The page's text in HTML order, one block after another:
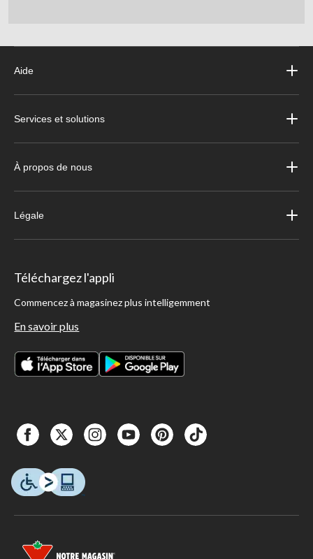
Aide
Services et solutions
À propos de nous
Légale
Téléchargez l'appli
Commencez à magasinez plus intelligemment
En savoir plus